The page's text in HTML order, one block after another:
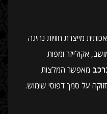
מייצרת חוויות נהיגה
אקולייזר ומפות
מאפשר המלצות
על סמך דפוסי שימוש.